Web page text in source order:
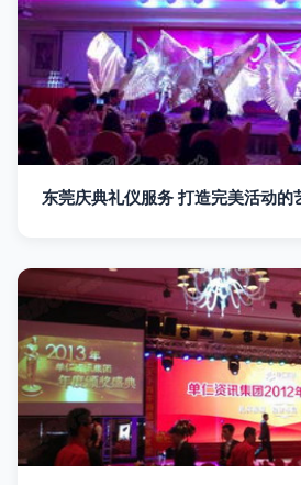
东莞庆典礼仪服务 打造完美活动的